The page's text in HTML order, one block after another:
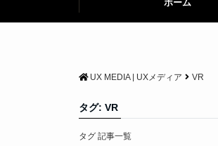
ホーム
UX MEDIA | UXメディア VR
タグ: VR
タグ 記事一覧